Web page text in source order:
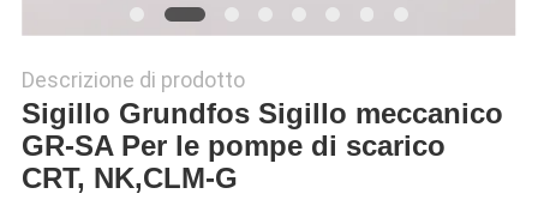
Descrizione di prodotto
Sigillo Grundfos Sigillo meccanico
GR-SA Per le pompe di scarico
CRT, NK,CLM-G